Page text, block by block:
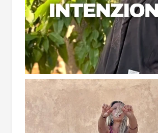
Rispettiamo la tua privacy. Le tue
non saranno condivise con terzi e
annullare l'iscrizione in qualsiasi